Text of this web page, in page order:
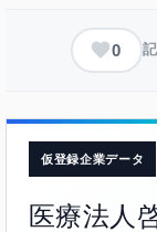
0
仮登録企業データ
医療法人